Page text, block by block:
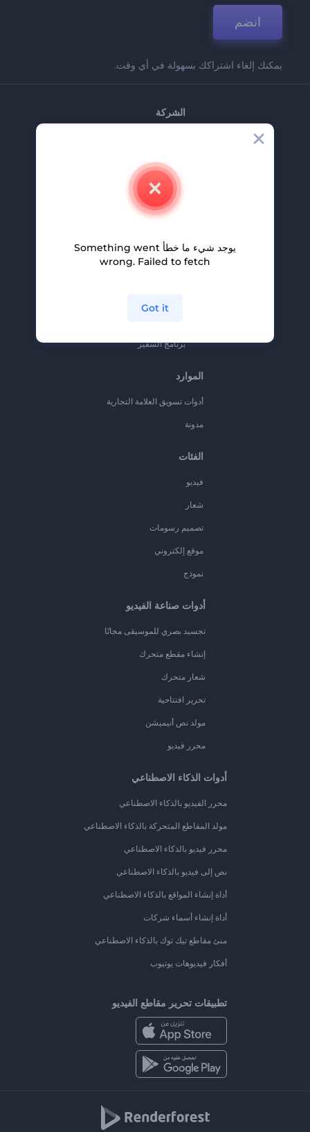
انضم
يمكنك إلغاء اشتراكك بسهولة في أي وقت.
الشركة
اتصل بنا
وظائف
المساعدة والدعم
سياسة الخصوصية
برنامج السفير
الموارد
أدوات تسويق العلامة التجارية
مدونة
الفئات
فيديو
شعار
تصميم رسومات
موقع إلكتروني
نموذج
أدوات صناعة الفيديو
تجسيد بصري للموسيقى مجانًا
إنشاء مقطع متحرك
شعار متحرك
تحرير افتتاحية
مولد نص أنيميشن
محرر فيديو
أدوات الذكاء الاصطناعي
محرر الفيديو بالذكاء الاصطناعي
مولد المقاطع المتحركة بالذكاء الاصطناعي
محرر فيديو بالذكاء الاصطناعي
نص إلى فيديو بالذكاء الاصطناعي
أداة إنشاء المواقع بالذكاء الاصطناعي
أداة إنشاء أسماء شركات
منئ مقاطع تيك توك بالذكاء الاصطناعي
أفكار فيديوهات يوتيوب
تطبيقات تحرير مقاطع الفيديو
يوجد شيء ما خطأ Something went
wrong. Failed to fetch
Got it